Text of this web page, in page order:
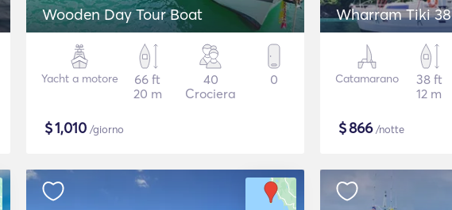
Wooden Day Tour Boat
Yacht a motore
66 ft
20 m
40
Crociera
0
$1,010 /giorno
Wharram Tiki 38
Catamarano
38 ft
12 m
$866/notte